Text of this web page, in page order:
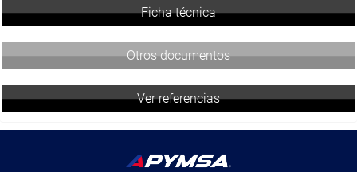
Ficha técnica
Otros documentos
Ver referencias